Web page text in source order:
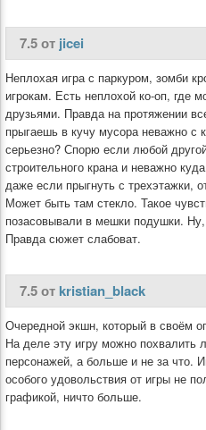
7.5 от jicei
Неплохая игра с паркуром, зомби
игрокам. Есть неплохой ко-оп, где
друзьями. Правда на протяжении
прыгаешь в кучу мусора неважно с
серьезно? Спорю если любой
строительного крана и неважно
даже если прыгнуть с трехэтажки,
Может быть там стекло. Такое
позасовывали в мешки подушки.
Правда сюжет слабоват.
7.5 от kristian_black
Очередной экшн, который в своём
На деле эту игру можно похвалить
персонажей, а больше и не за что.
особого удовольствия от игры не
графикой, ничто больше.